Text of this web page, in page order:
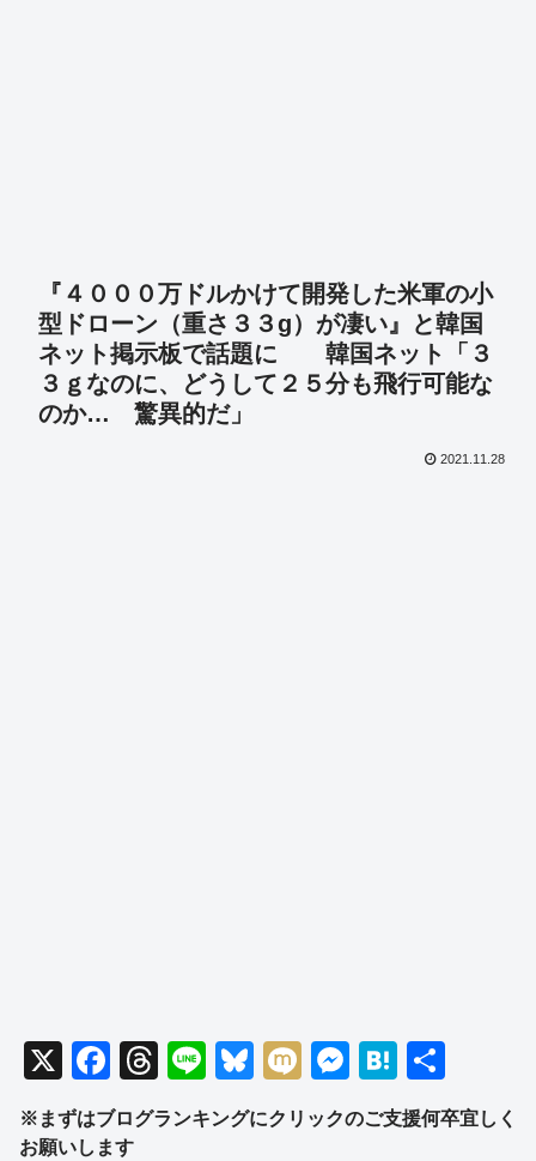
『４０００万ドルかけて開発した米軍の小
型ドローン（重さ３３g）が凄い』と韓国
ネット掲示板で話題に 韓国ネット「３
３ｇなのに、どうして２５分も飛行可能な
のか… 驚異的だ」
2021.11.28
X
F
a
c
T
hr
e
Li
n
e
Bl
e
M
ixi
M
ss
H
at
e
有
※まずはブログランキングにクリックのご支援何卒宜しく
お願いします